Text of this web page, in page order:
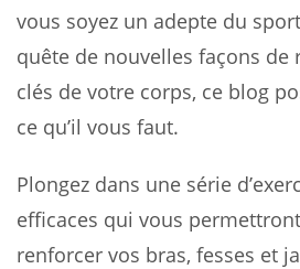
vous soyez un adepte du
quête de nouvelles façons de
clés de votre corps, ce blog
ce qu’il vous faut.
Plongez dans une série
efficaces qui vous
renforcer vos bras, fesses et